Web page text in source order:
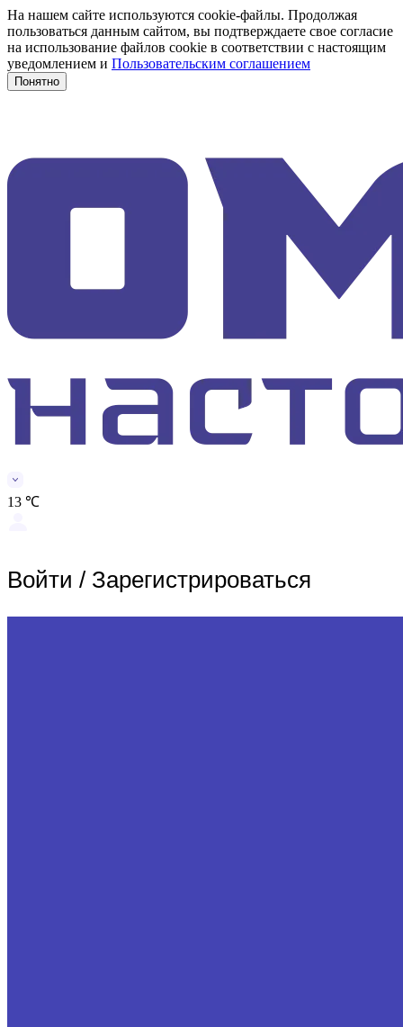
На нашем сайте используются cookie-файлы. Продолжая
пользоваться данным сайтом, вы подтверждаете свое согласие
на использование файлов cookie в соответствии с настоящим
уведомлением и Пользовательским соглашением
Понятно
13 ℃
Войти / Зарегистрироваться